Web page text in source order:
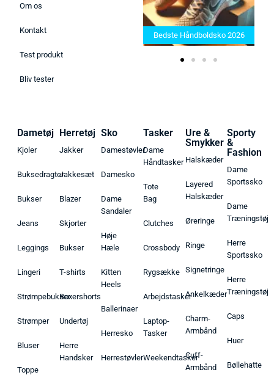
Om os
Kontakt
Test produkt
Bliv tester
Bedste Saunatæppe 2025 –
Find de bedste produkter her!
Bedste Håndboldsko 2026
Dametøj
Kjoler
Buksedragter
Bukser
Jeans
Leggings
Lingeri
Strømpebukser
Strømper
Bluser
Toppe
Herretøj
Jakker
Jakkesæt
Blazer
Skjorter
Bukser
T-shirts
Boxershorts
Undertøj
Herre
Handsker
Sko
Damestøvler
Damesko
Dame
Sandaler
Høje
Hæle
Kitten
Heels
Ballerinaer
Herresko
Herrestøvler
Tasker
Dame
Håndtasker
Tote
Bag
Clutches
Crossbody
Rygsække
Arbejdstasker
Laptop-
Tasker
Weekendtasker
Ure &
Smykker
Halskæder
Layered
Halskæder
Øreringe
Ringe
Signetringe
Ankelkæder
Charm-
Armbånd
Cuff-
Armbånd
Sporty
&
Fashion
Dame
Sportssko
Dame
Træningstøj
Herre
Sportssko
Herre
Træningstøj
Caps
Huer
Bøllehatte